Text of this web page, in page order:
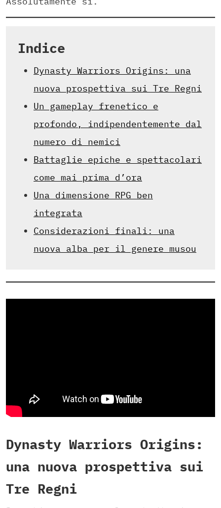
Indice
Dynasty Warriors Origins: una
nuova prospettiva sui Tre Regni
Un gameplay frenetico e
profondo, indipendentemente dal
numero di nemici
Battaglie epiche e spettacolari
come mai prima d’ora
Una dimensione RPG ben
integrata
Considerazioni finali: una
nuova alba per il genere musou
Dynasty Warriors Origins:
una nuova prospettiva sui
Tre Regni